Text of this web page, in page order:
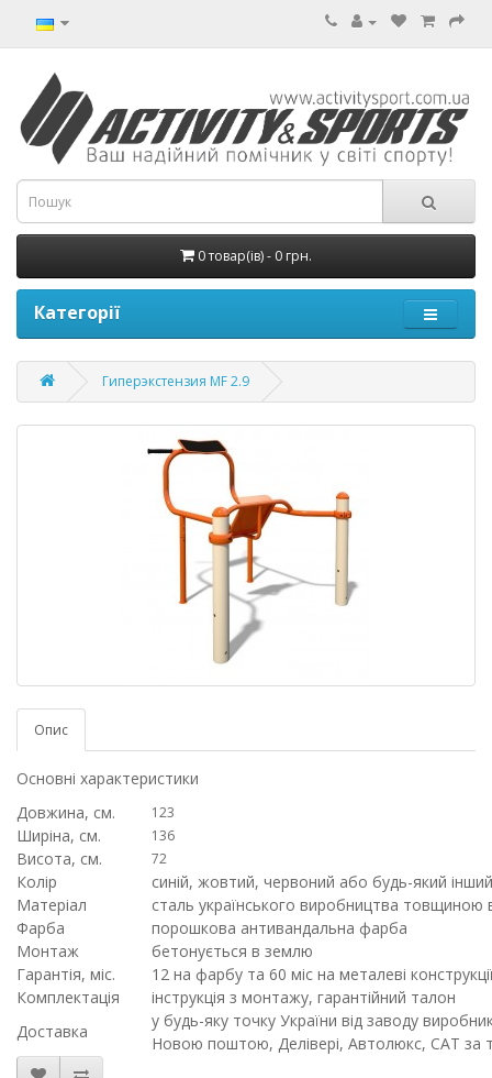
0 товар(ів) - 0 грн.
Категорії
Гиперэкстензия MF 2.9
Опис
Основні характеристики
Довжина, см.
123
Ширіна, см. 136
Висота, см. 72
Колір
синій, жовтий, червоний або будь-який
Матеріал
сталь українського виробництва товщиною
Фарба
порошкова антивандальна фарба
Монтаж
бетонується в землю
Гарантія, міс.
12 на фарбу та 60 міс на металеві
Комплектація
інструкція з монтажу, гарантійний талон
Доставка
у будь-яку точку України від заводу
Новою поштою, Делівері, Автолюкс, CAT за